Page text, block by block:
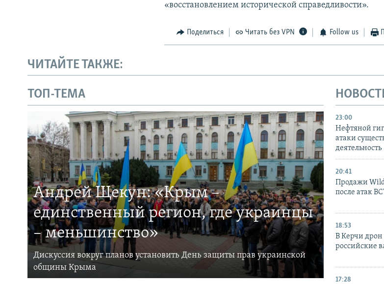
«восстановлением исторической справедливости».
Поделиться Читать без VPN Follow us
ЧИТАЙТЕ ТАКЖЕ:
ТОП-ТЕМА
Андрей Щекун: «Крым –
единственный регион, где украинцы
– меньшинство»
Дискуссия вокруг планов установить День защиты прав украинской
общины Крыма
23:00
Нефтяной
атаки
деятельность
20:41
Продажи
после атак
18:53
В Керчи
российские
17:28